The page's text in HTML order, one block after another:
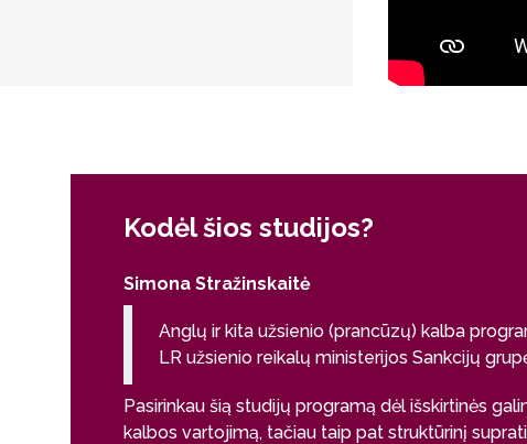
Kodėl šios studijos?
Simona Stražinskaitė
Anglų ir kita užsienio (prancūzų) kalba
LR užsienio reikalų ministerijos Sankcijų
Pasirinkau šią studijų programą dėl išskirtinės
kalbos vartojimą, tačiau taip pat struktūrinį